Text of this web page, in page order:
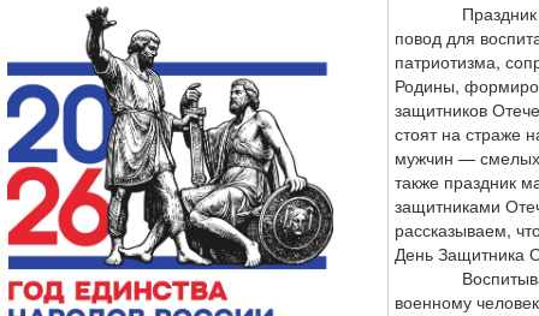
Праздник 23
повод для
патриотизма,
Родины,
защитников
стоят на страже
мужчин —
также праздник
защитниками
рассказываем,
День Защитника
Воспитываем
военному